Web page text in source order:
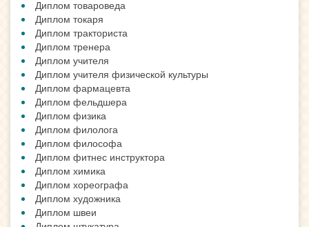
Диплом товароведа
Диплом токаря
Диплом тракториста
Диплом тренера
Диплом учителя
Диплом учителя физической культуры
Диплом фармацевта
Диплом фельдшера
Диплом физика
Диплом филолога
Диплом философа
Диплом фитнес инструктора
Диплом химика
Диплом хореографа
Диплом художника
Диплом швеи